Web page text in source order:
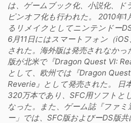
は、ゲームブック化、小説化、ド
ピンオフ化も行われた。 2010年
るリメイクとしてニンテンドー
6月11日にはスマートフォン（
された。海外版は発売されなかっ
版が北米で『Dragon Quest VI:
として、欧州では『Dragon
Reverie』として発売された。 日
320万本であり、SFC用ソフトと
なった。また、ゲーム誌『ファミ
ー」では、SFC版およびーDS版